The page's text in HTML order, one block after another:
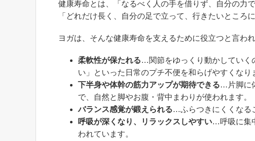
健康寿命とは、「なるべく人の手を借りず、自分の力
「どれだけ長く、自分の足で立って、行きたいところ
ヨガは、そんな健康寿命を支えるために役立つと言わ
柔軟性が保たれる…関節をゆっくり動かしていく
い」といった日常のプチ不便を和らげやすくなり
下半身や体幹の筋力アップが期待できる…片脚に
で、自然と脚やお腹・背中まわりが使われます。
バランス感覚が鍛えられる…ふらつきにくくなる
呼吸が深くなり、リラックスしやすい…呼吸に集
われています。